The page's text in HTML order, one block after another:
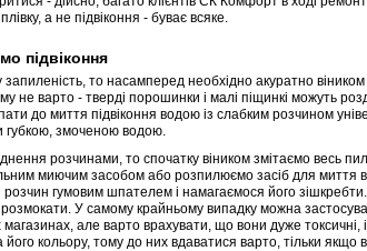
а не підвіконня - буває всяке.
підвіконня
то насамперед необхідно акуратно
не варто - тверді порошинки і малі піщинкі можуть
до миття підвіконня водою із слабким розчином
губкою, змоченою водою.
розчинами, то спочатку віником змітаємо весь
миючим засобом або розпилюємо засіб для миття
гумовим шпателем і намагаємося його зішкребти.
У самому крайньому випадку можна
але варто врахувати, що вони дуже
його кольору, тому до них вдаватися варто, тільки якщо